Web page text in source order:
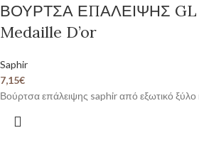
ΒΟΥΡΤΣΑ ΕΠΑΛΕΙΨΗΣ GL
Medaille D’or
Saphir
7,15€
Βούρτσα επάλειψης saphir από εξωτικό ξύλο